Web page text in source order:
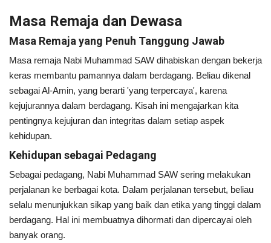
Masa Remaja dan Dewasa
Masa Remaja yang Penuh Tanggung Jawab
Masa remaja Nabi Muhammad SAW dihabiskan dengan bekerja
keras membantu pamannya dalam berdagang. Beliau dikenal
sebagai Al-Amin, yang berarti 'yang terpercaya', karena
kejujurannya dalam berdagang. Kisah ini mengajarkan kita
pentingnya kejujuran dan integritas dalam setiap aspek
kehidupan.
Kehidupan sebagai Pedagang
Sebagai pedagang, Nabi Muhammad SAW sering melakukan
perjalanan ke berbagai kota. Dalam perjalanan tersebut, beliau
selalu menunjukkan sikap yang baik dan etika yang tinggi dalam
berdagang. Hal ini membuatnya dihormati dan dipercayai oleh
banyak orang.